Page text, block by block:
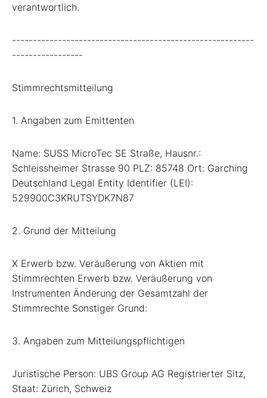
verantwortlich.
----------------------------------------------------------
-----------------
Stimmrechtsmitteilung
1. Angaben zum Emittenten
Name: SUSS MicroTec SE Straße, Hausnr.:
Schleissheimer Strasse 90 PLZ: 85748 Ort: Garching
Deutschland Legal Entity Identifier (LEI):
529900C3KRUTSYDK7N87
2. Grund der Mitteilung
X Erwerb bzw. Veräußerung von Aktien mit
Stimmrechten Erwerb bzw. Veräußerung von
Instrumenten Änderung der Gesamtzahl der
Stimmrechte Sonstiger Grund:
3. Angaben zum Mitteilungspflichtigen
Juristische Person: UBS Group AG Registrierter Sitz,
Staat: Zürich, Schweiz